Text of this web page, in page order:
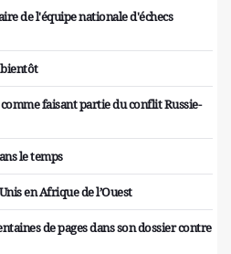
de l'équipe nationale d'échecs
bientôt
faisant partie du conflit Russie-
le temps
en Afrique de l’Ouest
de pages dans son dossier contre